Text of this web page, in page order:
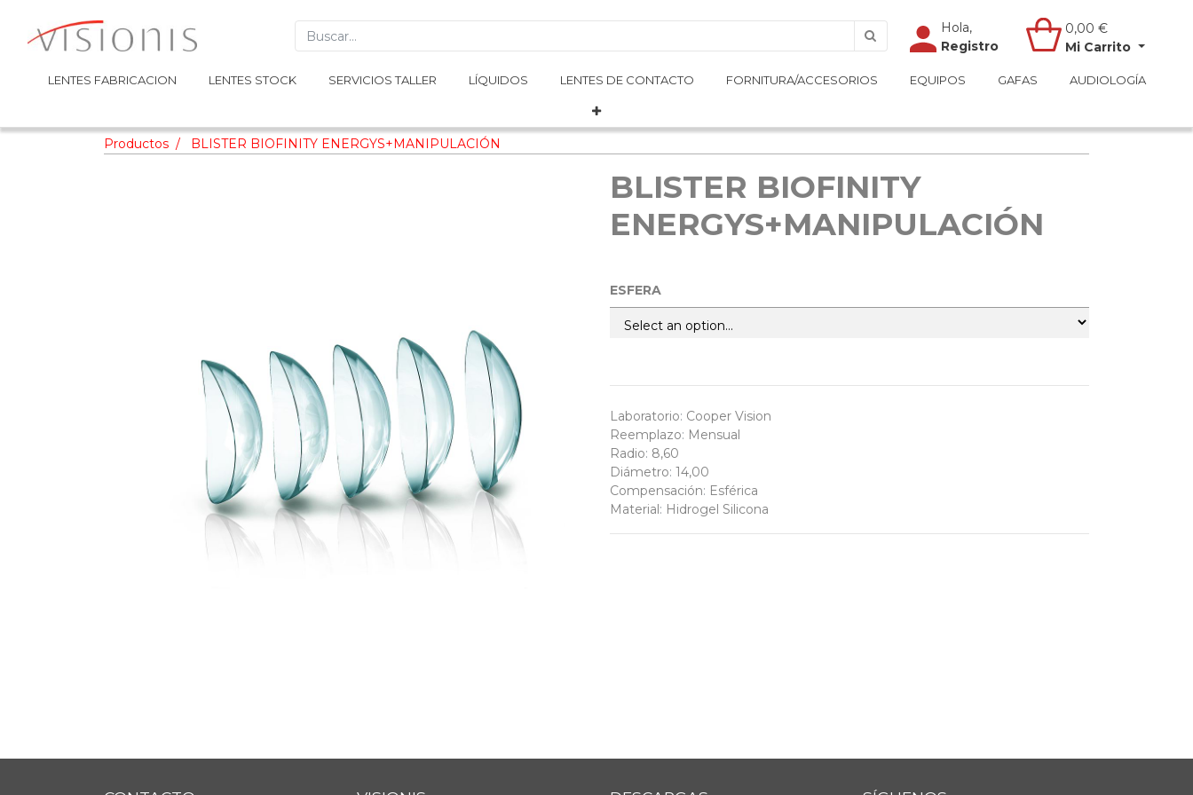
Hola,
Registro
0,00 €
Mi Carrito
LENTES FABRICACION LENTES STOCK SERVICIOS TALLER LÍQUIDOS LENTES DE CONTACTO FORNITURA/ACCESORIOS EQUIPOS GAFAS AUDIOLOGÍA
Hola,
Registro
0,00 €
Mi Carrito
LENTES FABRICACION LENTES STOCK SERVICIOS TALLER LÍQUIDOS LENTES DE CONTACTO FORNITURA/ACCESORIOS EQUIPOS GAFAS AUDIOLOGÍA
Productos BLISTER BIOFINITY ENERGYS+MANIPULACIÓN
BLISTER BIOFINITY
ENERGYS+MANIPULACIÓN
ESFERA
Laboratorio: Cooper Vision
Reemplazo: Mensual
Radio: 8,60
Diámetro: 14,00
Compensación: Esférica
Material: Hidrogel Silicona